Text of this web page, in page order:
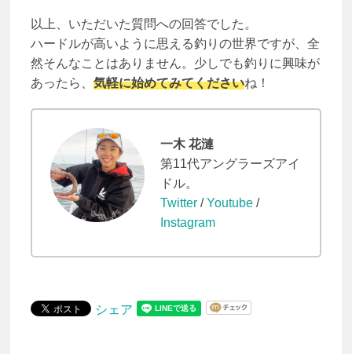
以上、いただいた質問への回答でした。
ハードルが高いように思える釣りの世界ですが、全
然そんなことはありません。少しでも釣りに興味が
あったら、 気軽に始めてみてくださいね！
一木 花漣
第11代アングラーズアイ
ドル。
Twitter/Youtube/
Instagram
シェア